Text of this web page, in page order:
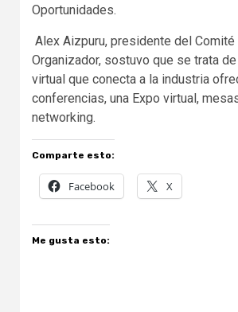
Oportunidades.
Alex Aizpuru, presidente del Comité
Organizador, sostuvo que se trata
virtual que conecta a la industria
conferencias, una Expo virtual,
networking.
Comparte esto:
Facebook X
Me gusta esto: